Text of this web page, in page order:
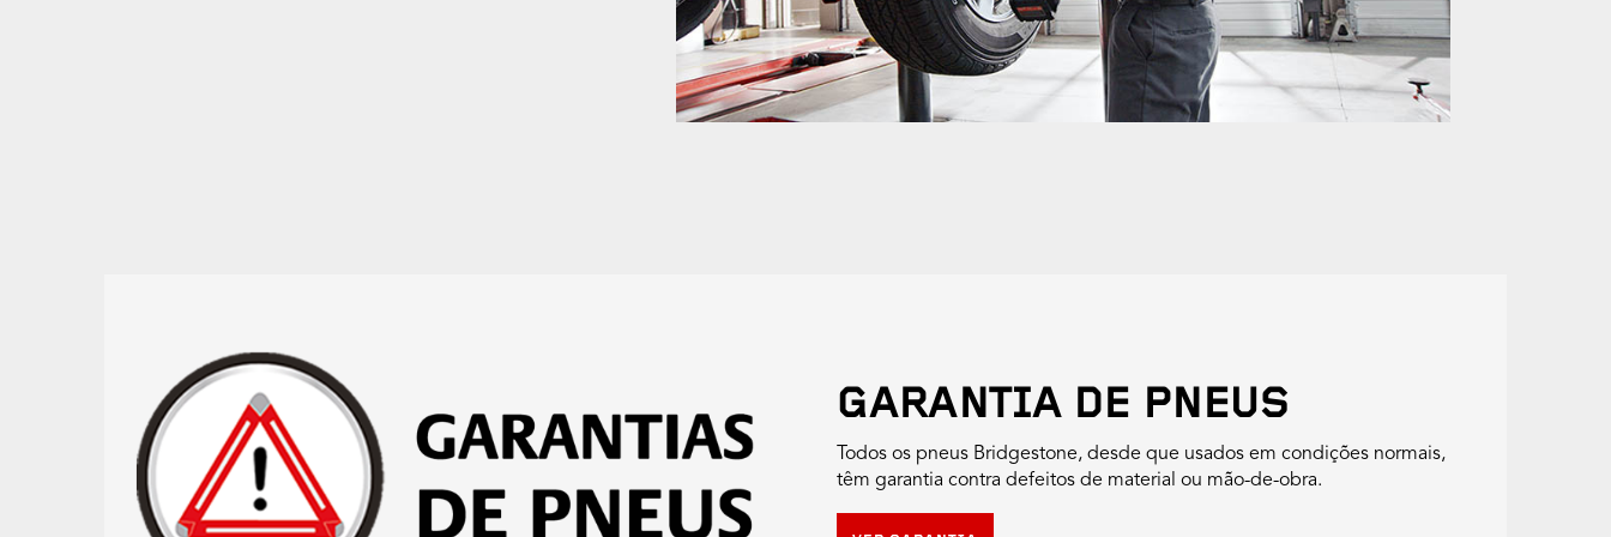
GARANTIA DE PNEUS
Todos os pneus Bridgestone, desde que usados em condições normais,
têm garantia contra defeitos de material ou mão-de-obra.